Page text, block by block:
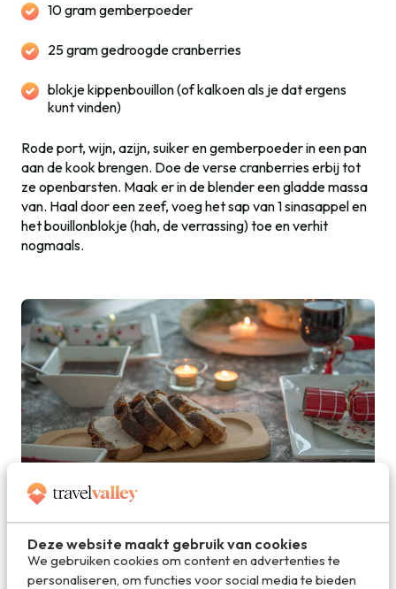
Deze website maakt gebruik van cookies
We gebruiken cookies om content en advertenties te
personaliseren, om functies voor social media te bieden
10 gram gemberpoeder
25 gram gedroogde cranberries
blokje kippenbouillon (of kalkoen als je dat ergens
kunt vinden)
Rode port, wijn, azijn, suiker en gemberpoeder in een pan
aan de kook brengen. Doe de verse cranberries erbij tot
ze openbarsten. Maak er in de blender een gladde massa
van. Haal door een zeef, voeg het sap van 1 sinasappel en
het bouillonblokje (hah, de verrassing) toe en verhit
nogmaals.
Onder de huid gevulde kalkoen